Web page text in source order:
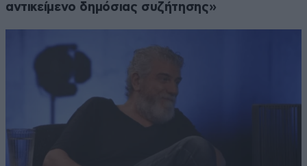
αντικείμενο δημόσιας συζήτησης»